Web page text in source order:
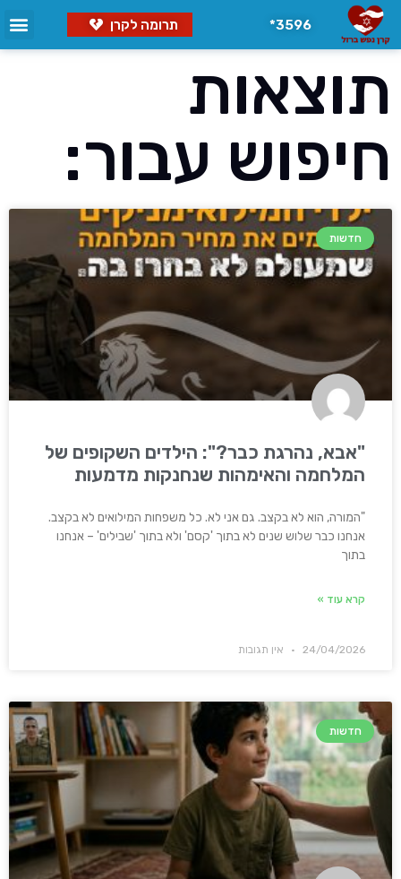
3596* תרומה לקרן
תוצאות
חיפוש עבור:
חדשות
"אבא, נהרגת כבר?": הילדים השקופים של
המלחמה והאימהות שנחנקות מדמעות
"המורה, הוא לא בקצב. גם אני לא. כל משפחות המילואים לא בקצב.
אנחנו כבר שלוש שנים לא בתוך 'קסם' ולא בתוך 'שבילים' – אנחנו
בתוך
קרא עוד »
24/04/2026 אין תגובות
חדשות